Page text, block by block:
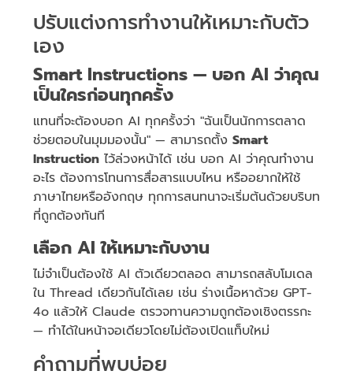
ปรับแต่งการทำงานให้เหมาะกับตัว
เอง
Smart Instructions — บอก AI ว่าคุณ
เป็นใครก่อนทุกครั้ง
แทนที่จะต้องบอก AI ทุกครั้งว่า "ฉันเป็นนักการตลาด
ช่วยตอบในมุมมองนั้น" — สามารถตั้ง Smart
Instruction ไว้ล่วงหน้าได้ เช่น บอก AI ว่าคุณทำงาน
อะไร ต้องการโทนการสื่อสารแบบไหน หรืออยากให้ใช้
ภาษาไทยหรืออังกฤษ ทุกการสนทนาจะเริ่มต้นด้วยบริบท
ที่ถูกต้องทันที
เลือก AI ให้เหมาะกับงาน
ไม่จำเป็นต้องใช้ AI ตัวเดียวตลอด สามารถสลับโมเดล
ใน Thread เดียวกันได้เลย เช่น ร่างเนื้อหาด้วย GPT-
4o แล้วให้ Claude ตรวจทานความถูกต้องเชิงตรรกะ
— ทำได้ในหน้าจอเดียวโดยไม่ต้องเปิดแท็บใหม่
คำถามที่พบบ่อย